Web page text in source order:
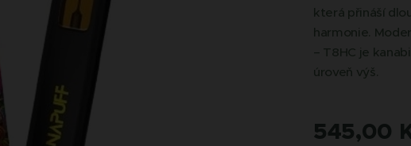
která přináší
harmonie.
– T8HC je
úroveň výš.
545,00